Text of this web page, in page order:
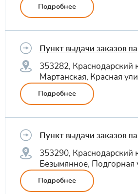
Подробнее
Пункт выдачи заказов
353282, Краснодарский
Мартанская, Красная
Подробнее
Пункт выдачи заказов
353290, Краснодарский
Безымянное, Подгорная
Подробнее